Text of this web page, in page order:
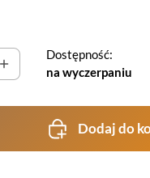
Dostępność:
na wyczerpaniu
Dodaj do